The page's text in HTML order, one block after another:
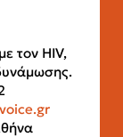
τον HIV,